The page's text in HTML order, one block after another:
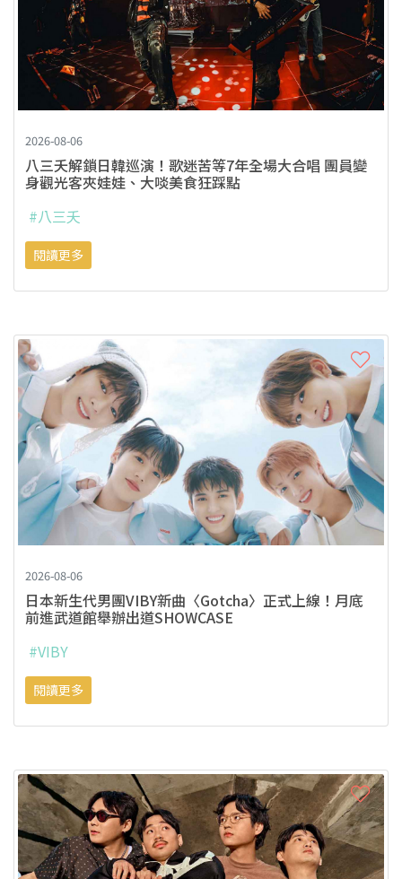
2026-08-06
八三夭解鎖日韓巡演！歌迷苦等7年全場大合唱 團員變
身觀光客夾娃娃、大啖美食狂踩點
#八三夭
閱讀更多
2026-08-06
日本新生代男團VIBY新曲〈Gotcha〉正式上線！月底
前進武道館舉辦出道SHOWCASE
#VIBY
閱讀更多